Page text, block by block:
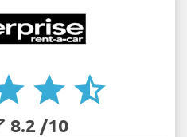
star star_half
8.2 /10